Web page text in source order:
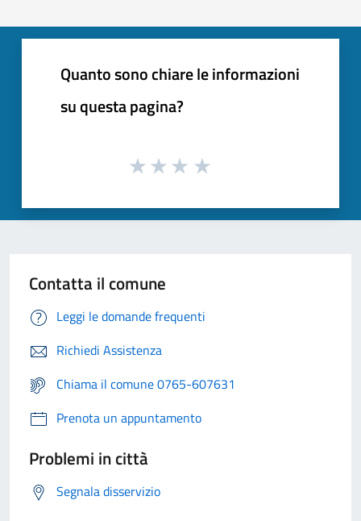
Quanto sono chiare le informazioni
su questa pagina?
Contatta il comune
Leggi le domande frequenti
Richiedi Assistenza
Chiama il comune 0765-607631
Prenota un appuntamento
Problemi in città
Segnala disservizio